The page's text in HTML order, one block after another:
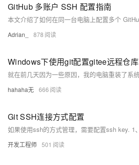
GitHub 多账户 SSH 配置指南
Adrian_ 878
Windows下使用git配置gitee远程仓库
hahaha无 666
Git SSH连接方式配置
开发工程师 501